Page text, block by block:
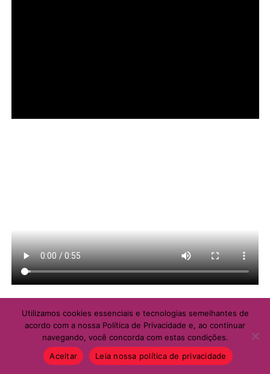
MULHER SOCIAL
Neoenergia leva mutirão de serviços
gratuitos à Sobradinho com
atendimento direto à população
Utilizamos cookies essenciais e tecnologias semelhantes de
acordo com a nossa Política de Privacidade e, ao continuar
navegando, você concorda com estas condições.
Aceitar
Leia nossa política de privacidade